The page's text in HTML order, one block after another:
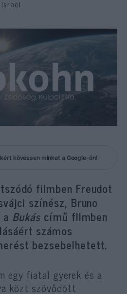
kövessen minket a Google-ön!
filmben Freudot
színész, Bruno
Bukás című filmben
számos
bezsebelhetett.
egy fiatal gyerek és a
közt szövődött